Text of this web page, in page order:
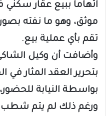
اتهاماً ببيع عقار
موثق، وهو ما نفته
تقم بأي عملية بيع.
وأضافت أن وكيل
بتحرير العقد المثار
بواسطة النيابة
ورغم ذلك لم يتم شطب